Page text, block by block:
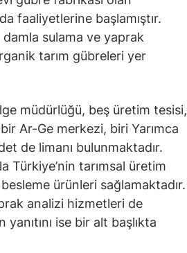
faaliyetlerine başlamıştır.
sulama ve yaprak
tarım gübreleri yer
müdürlüğü, beş üretim tesisi,
Ar-Ge merkezi, biri Yarımca
de limanı bulunmaktadır.
Türkiye’nin tarımsal üretim
ürünleri sağlamaktadır.
analizi hizmetleri de
ise bir alt başlıkta